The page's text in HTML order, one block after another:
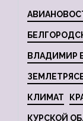
ВЛАДИМИР
КЛИМАТ
КУРСКОЙ